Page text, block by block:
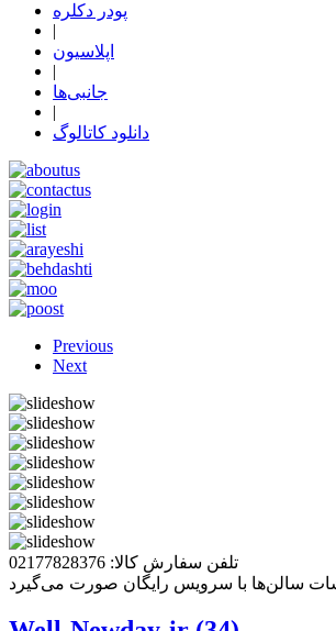
پودر دکلره
|
اپلاسیون
|
جانبی‌ها
|
دانلود کاتالوگ
Previous
Next
تلفن سفارش کالا: 02177828376
سالن‌ها با سرویس رایگان صورت می‌گیرد